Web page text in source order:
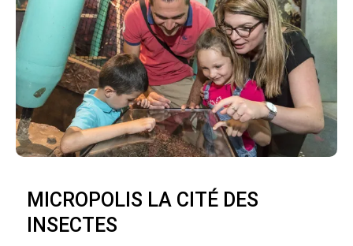
MICROPOLIS LA CITÉ DES
INSECTES